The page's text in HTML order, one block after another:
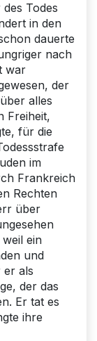
Todes
in den
dauerte
nach
war
der
alles
Freiheit,
für die
im
Frankreich
Rechten
über
ein
und
er als
der das
Er tat es
ihre